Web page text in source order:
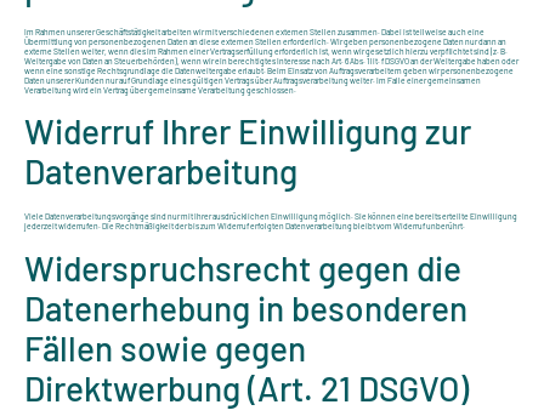
Im Rahmen unserer Geschäftstätigkeit arbeiten wir mit verschiedenen externen Stellen zusammen. Dabei ist teilweise auch eine
Übermittlung von personenbezogenen Daten an diese externen Stellen erforderlich. Wir geben personenbezogene Daten nur dann an
externe Stellen weiter, wenn dies im Rahmen einer Vertragserfüllung erforderlich ist, wenn wir gesetzlich hierzu verpflichtet sind (z. B.
Weitergabe von Daten an Steuerbehörden), wenn wir ein berechtigtes Interesse nach Art. 6 Abs. 1 lit. f DSGVO an der Weitergabe haben oder
wenn eine sonstige Rechtsgrundlage die Datenweitergabe erlaubt. Beim Einsatz von Auftragsverarbeitern geben wir personenbezogene
Daten unserer Kunden nur auf Grundlage eines gültigen Vertrags über Auftragsverarbeitung weiter. Im Falle einer gemeinsamen
Verarbeitung wird ein Vertrag über gemeinsame Verarbeitung geschlossen.
Widerruf Ihrer Einwilligung zur
Datenverarbeitung
Viele Datenverarbeitungsvorgänge sind nur mit Ihrer ausdrücklichen Einwilligung möglich. Sie können eine bereits erteilte Einwilligung
jederzeit widerrufen. Die Rechtmäßigkeit der bis zum Widerruf erfolgten Datenverarbeitung bleibt vom Widerruf unberührt.
Widerspruchsrecht gegen die
Datenerhebung in besonderen
Fällen sowie gegen
Direktwerbung (Art. 21 DSGVO)